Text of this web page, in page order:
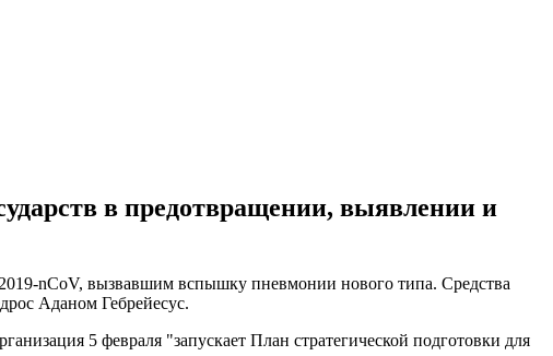
в предотвращении, выявлении и
nCoV, вызвавшим вспышку пневмонии нового типа. Средства
Аданом Гебрейесус.
5 февраля "запускает План стратегической подготовки для